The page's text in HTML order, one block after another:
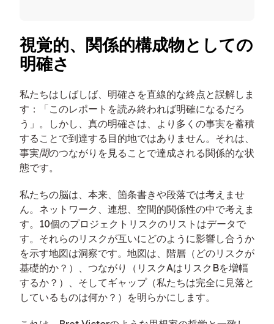
視覚的、関係的構成物としての
明確さ
私たちはしばしば、明確さを直線的な終点と誤解しま
す：「このレポートを読み終われば明確になるだろ
う」。しかし、真の明確さは、より多くの事実を蓄積
することで到達する目的地ではありません。それは、
事実間のつながりを見ることで達成される関係的な状
態です。
私たちの脳は、本来、箇条書きや段落では考えませ
ん。ネットワーク、連想、空間的関係性の中で考えま
す。10個のプロジェクトリスクのリストはデータで
す。それらのリスクが互いにどのように影響し合うか
を示す地図は洞察です。地図は、階層（どのリスクが
基礎的か？）、つながり（リスクAはリスクBを増幅
するか？）、そしてギャップ（私たちは完全に見落と
しているものは何か？）を明らかにします。